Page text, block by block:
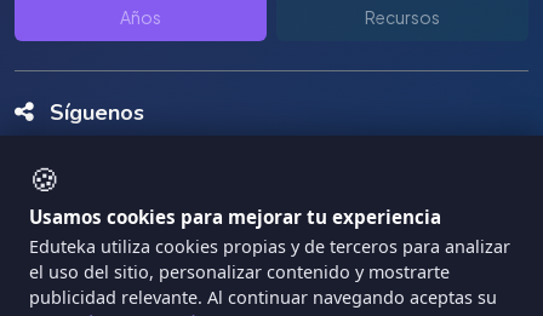
🍪
Usamos cookies para mejorar tu experiencia
Eduteka utiliza cookies propias y de terceros para analizar
el uso del sitio, personalizar contenido y mostrarte
publicidad relevante. Al continuar navegando aceptas su
Años Recursos
Síguenos
Copyright Eduteka 2001-2026 - Universidad ICESI